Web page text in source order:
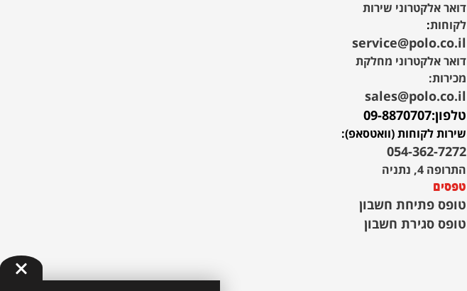
דואר אלקטרוני שירות
לקוחות:
service@polo.co.il
דואר אלקטרוני מחלקת
מכירות:
sales@polo.co.il
טלפון:09-8870707
שירות לקוחות (וואטסאפ):
054-362-7272
התרופה 4, נתניה
טפסים
טופס פתיחת חשבון
טופס סגירת חשבון